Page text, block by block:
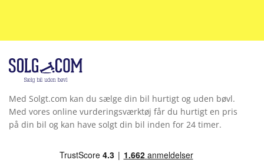
Med Solgt.com kan du sælge din bil hurtigt og uden bøvl.
Med vores online vurderingsværktøj får du hurtigt en pris
på din bil og kan have solgt din bil inden for 24 timer.